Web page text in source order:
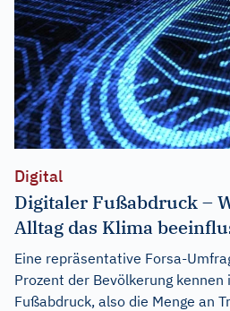
Digital
Digitaler Fußabdruck –
Alltag das Klima
Eine repräsentative Forsa-
Prozent der Bevölkerung
Fußabdruck, also die Menge an